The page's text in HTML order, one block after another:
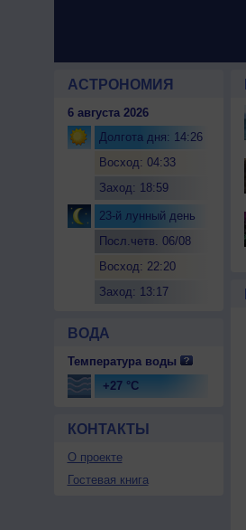
АСТРОНОМИЯ
6 августа 2026
Долгота дня: 14:26
Восход: 04:33
Заход: 18:59
23-й лунный день
Посл.четв. 06/08
Восход: 22:20
Заход: 13:17
ВОДА
Температура воды
+27 °C
КОНТАКТЫ
О проекте
Гостевая книга